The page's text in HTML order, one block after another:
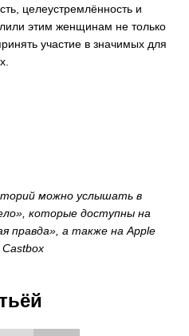
целеустремлённость и
этим женщинам не только
участие в значимых для
можно услышать в
которые доступны на
правда», а также на Apple